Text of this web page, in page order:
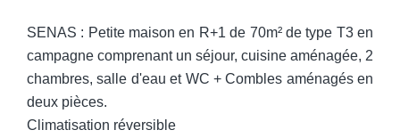
SENAS : Petite maison en R+1 de 70m² de type T3 en
campagne comprenant un séjour, cuisine aménagée, 2
chambres, salle d'eau et WC + Combles aménagés en
deux pièces.
Climatisation réversible